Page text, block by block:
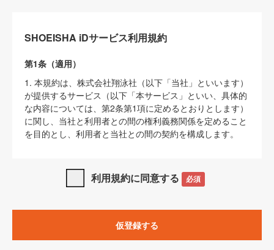
SHOEISHA iDサービス利用規約
第1条（適用）
1. 本規約は、株式会社翔泳社（以下「当社」といいます）
が提供するサービス（以下「本サービス」といい、具体的
な内容については、第2条第1項に定めるとおりとします）
に関し、当社と利用者との間の権利義務関係を定めること
を目的とし、利用者と当社との間の契約を構成します。
SHOEISHA iDプライバシーポリシー」及び「
サイト上でのデータの利用について（Cookieポリシー）
3. 本規約の内容と、前項に記載する定めその他当社が定め
利用規約に同意する 必須
仮登録する